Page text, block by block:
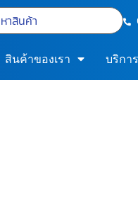
สินค้าของเรา บริกา